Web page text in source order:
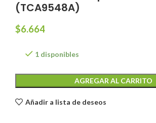
(TCA9548A)
$6.664
1 disponibles
AGREGAR AL CARRITO
Añadir a lista de deseos